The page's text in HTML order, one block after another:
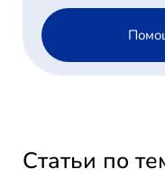
Статьи по